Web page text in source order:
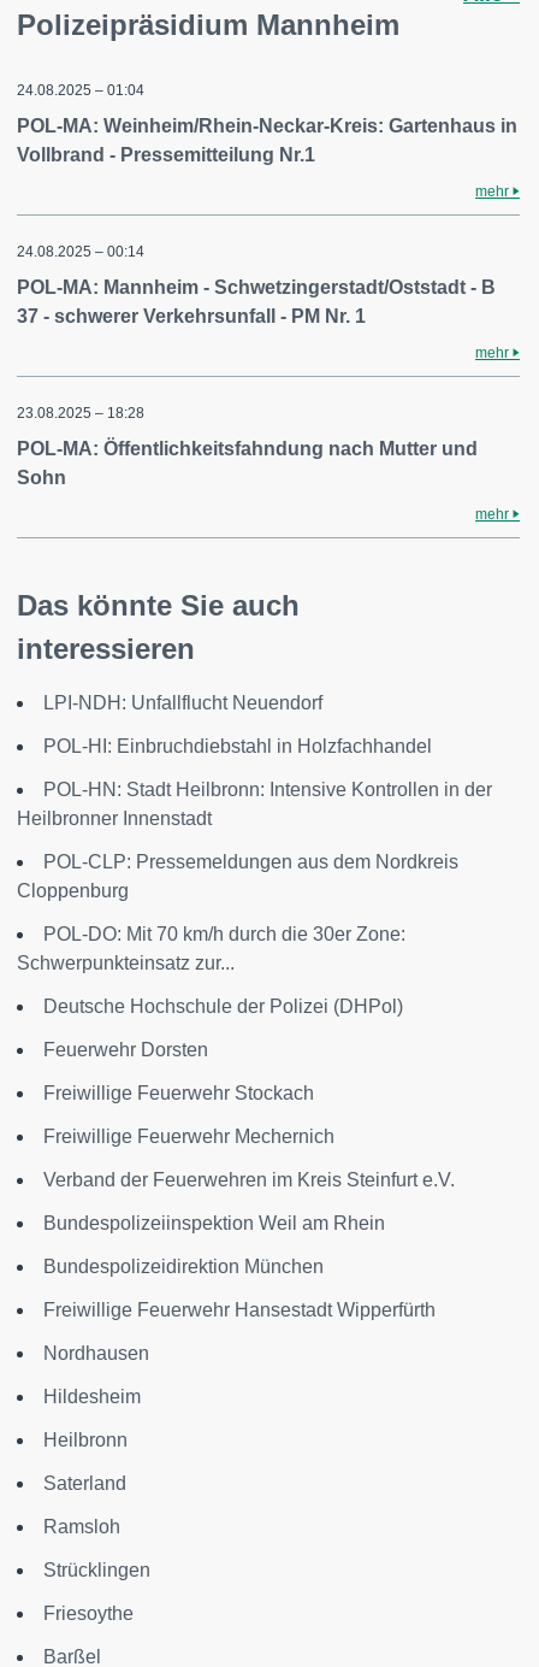
Polizeipräsidium Mannheim
24.08.2025 – 01:04
POL-MA: Weinheim/Rhein-Neckar-Kreis: Gartenhaus in
Vollbrand - Pressemitteilung Nr.1
mehr
24.08.2025 – 00:14
POL-MA: Mannheim - Schwetzingerstadt/Oststadt - B
37 - schwerer Verkehrsunfall - PM Nr. 1
mehr
23.08.2025 – 18:28
POL-MA: Öffentlichkeitsfahndung nach Mutter und
Sohn
mehr
Das könnte Sie auch
interessieren
LPI-NDH: Unfallflucht Neuendorf
POL-HI: Einbruchdiebstahl in Holzfachhandel
POL-HN: Stadt Heilbronn: Intensive Kontrollen in der
Heilbronner Innenstadt
POL-CLP: Pressemeldungen aus dem Nordkreis
Cloppenburg
POL-DO: Mit 70 km/h durch die 30er Zone:
Schwerpunkteinsatz zur...
Deutsche Hochschule der Polizei (DHPol)
Feuerwehr Dorsten
Freiwillige Feuerwehr Stockach
Freiwillige Feuerwehr Mechernich
Verband der Feuerwehren im Kreis Steinfurt e.V.
Bundespolizeiinspektion Weil am Rhein
Bundespolizeidirektion München
Freiwillige Feuerwehr Hansestadt Wipperfürth
Nordhausen
Hildesheim
Heilbronn
Saterland
Ramsloh
Strücklingen
Friesoythe
Barßel